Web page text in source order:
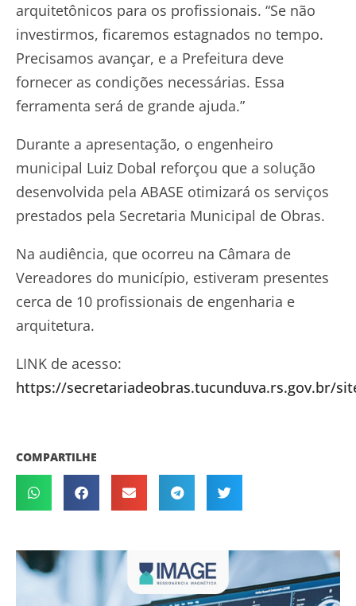
arquitetônicos para os profissionais. “Se não
investirmos, ficaremos estagnados no tempo.
Precisamos avançar, e a Prefeitura deve
fornecer as condições necessárias. Essa
ferramenta será de grande ajuda.”
Durante a apresentação, o engenheiro
municipal Luiz Dobal reforçou que a solução
desenvolvida pela ABASE otimizará os serviços
prestados pela Secretaria Municipal de Obras.
Na audiência, que ocorreu na Câmara de
Vereadores do município, estiveram presentes
cerca de 10 profissionais de engenharia e
arquitetura.
LINK de acesso:
https://secretariadeobras.tucunduva.rs.gov.br/
COMPARTILHE